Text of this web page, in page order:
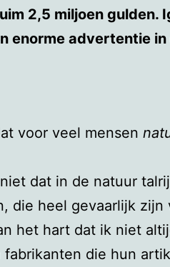
2,5 miljoen gulden.
enorme advertentie
voor veel mensen
dat in de natuur
die heel gevaarlijk zijn
het hart dat ik niet
die hun